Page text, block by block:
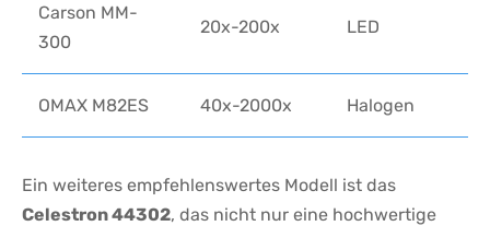
Carson MM-
300
20x-200x LED
OMAX M82ES 40x-2000x Halogen
Ein⁤ weiteres empfehlenswertes⁣ Modell‌ ist das
Celestron 44302, das⁣ nicht nur eine hochwertige